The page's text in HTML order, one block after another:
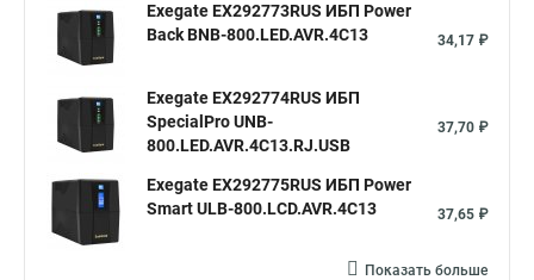
Exegate EX292773RUS ИБП Power
Back BNB-800.LED.AVR.4C13
34,17 ₽
Exegate EX292774RUS ИБП
SpecialPro UNB-
800.LED.AVR.4C13.RJ.USB
37,70 ₽
Exegate EX292775RUS ИБП Power
Smart ULB-800.LCD.AVR.4C13
37,65 ₽
Показать больше